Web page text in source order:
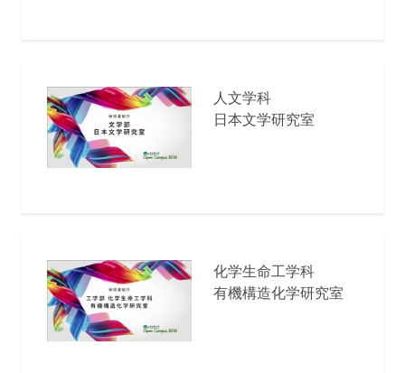
人文学科
日本文学研究室
化学生命工学科
有機構造化学研究室